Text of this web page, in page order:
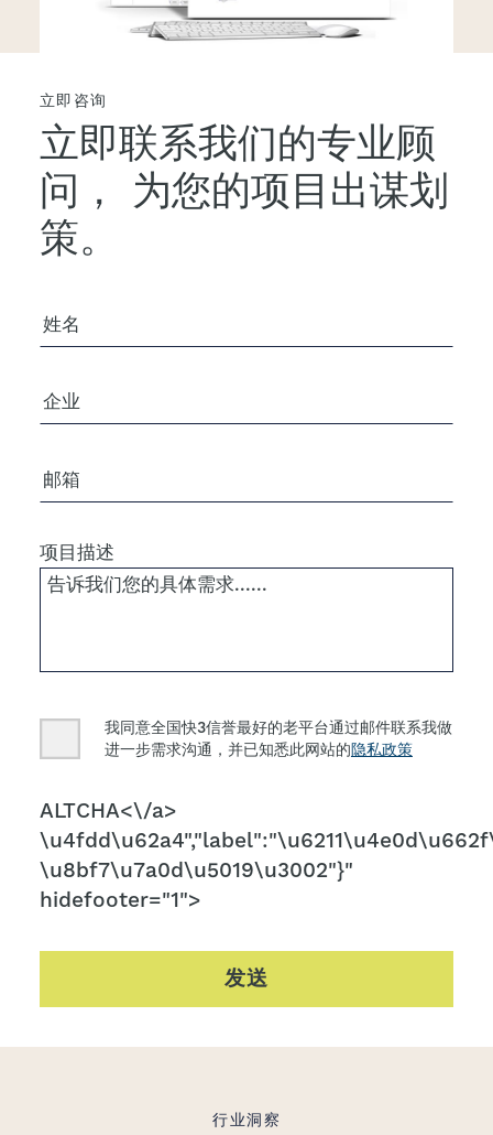
立即咨询
立即联系我们的专业顾
问，
为您的项目出谋划
策。
您的姓名
公司/组织
电子邮箱
项目描述
Consent
我同意全国快3信誉最好的老平台通过邮件联系我做
进一步需求沟通，并已知悉此网站的隐私政策
CAPTCHA
ALTCHA<\/a>
\u8bf7\u7a0d\u5019\u3002"}"
hidefooter="1">
发送
行业洞察